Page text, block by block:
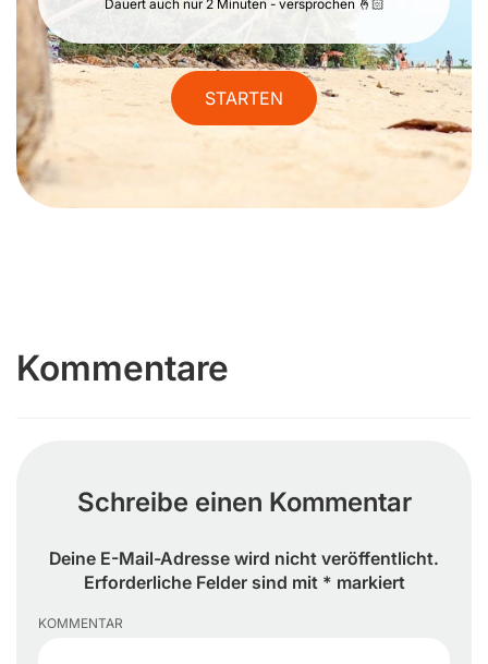
Dauert auch nur 2 Minuten - versprochen 🤞🏻
STARTEN
Kommentare
Schreibe einen Kommentar
Deine E-Mail-Adresse wird nicht veröffentlicht.
Erforderliche Felder sind mit * markiert
KOMMENTAR